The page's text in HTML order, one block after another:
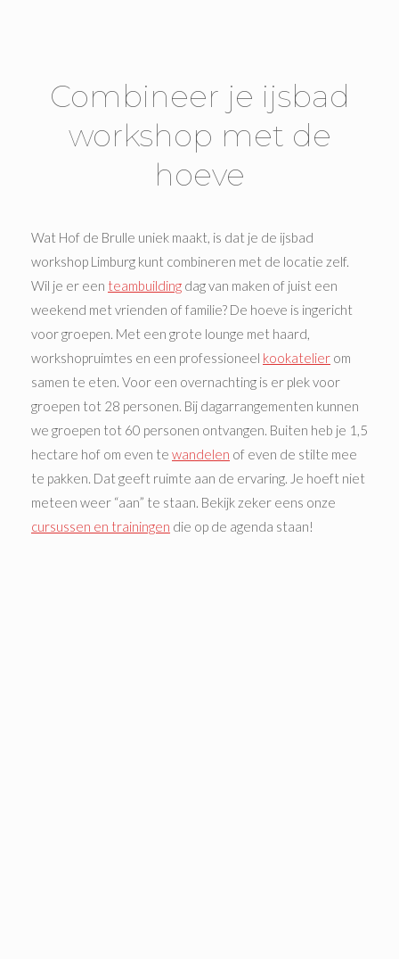
Combineer je ijsbad
workshop met de
hoeve
Wat Hof de Brulle uniek maakt, is dat je de ijsbad
workshop Limburg kunt combineren met de locatie zelf.
Wil je er een teambuilding dag van maken of juist een
weekend met vrienden of familie? De hoeve is ingericht
voor groepen. Met een grote lounge met haard,
workshopruimtes en een professioneel kookatelier om
samen te eten. Voor een overnachting is er plek voor
groepen tot 28 personen. Bij dagarrangementen kunnen
we groepen tot 60 personen ontvangen. Buiten heb je 1,5
hectare hof om even te wandelen of even de stilte mee
te pakken. Dat geeft ruimte aan de ervaring. Je hoeft niet
meteen weer “aan” te staan. Bekijk zeker eens onze
cursussen en trainingen die op de agenda staan!